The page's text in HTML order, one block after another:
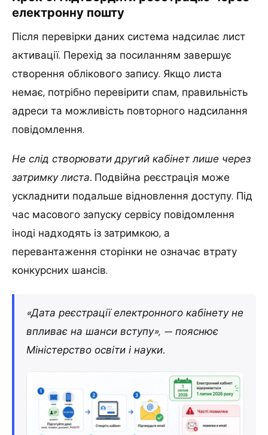
електронну пошту
Після перевірки даних система надсилає лист
активації. Перехід за посиланням завершує
створення облікового запису. Якщо листа
немає, потрібно перевірити спам, правильність
адреси та можливість повторного надсилання
повідомлення.
Не слід створювати другий кабінет лише через
затримку листа. Подвійна реєстрація може
ускладнити подальше відновлення доступу. Під
час масового запуску сервісу повідомлення
іноді надходять із затримкою, а
перевантаження сторінки не означає втрату
конкурсних шансів.
«Дата реєстрації електронного кабінету не
впливає на шанси вступу», — пояснює
Міністерство освіти і науки.